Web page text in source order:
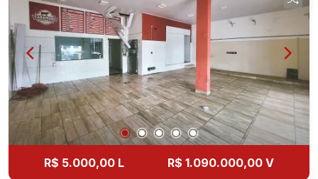
R$ 5.000,00 L R$ 1.090.000,00 V